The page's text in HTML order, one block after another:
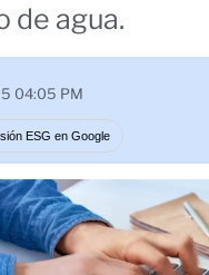
de agua.
04:05 PM
ESG en Google